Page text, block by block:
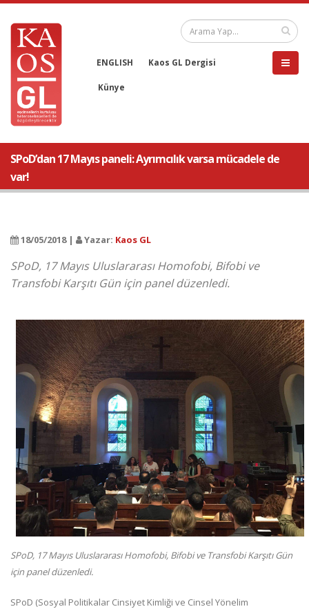
ENGLISH Kaos GL Dergisi
Künye
SPoD’dan 17 Mayıs paneli: Ayrımcılık varsa mücadele de
var!
18/05/2018 | Yazar: Kaos GL
SPoD, 17 Mayıs Uluslararası Homofobi, Bifobi ve
Transfobi Karşıtı Gün için panel düzenledi.
SPoD, 17 Mayıs Uluslararası Homofobi, Bifobi ve Transfobi Karşıtı Gün
için panel düzenledi.
SPoD (Sosyal Politikalar Cinsiyet Kimliği ve Cinsel Yönelim